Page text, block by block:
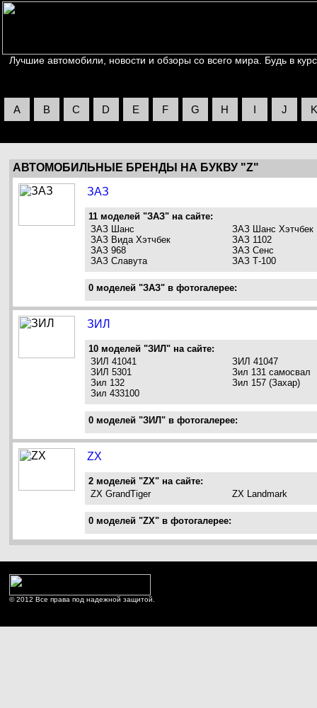
Лучшие автомобили, новости и обзоры со всего мира. Будь в
A B C D E F G H I J K
АВТОМОБИЛЬНЫЕ БРЕНДЫ НА БУКВУ "Z"
ЗАЗ
11 моделей "ЗАЗ" на сайте:
ЗАЗ Шанс
ЗАЗ Шанс Хэтчбек
ЗАЗ Вида Хэтчбек
ЗАЗ 1102
ЗАЗ 968
ЗАЗ Сенс
ЗАЗ Славута
ЗАЗ Т-100
0 моделей "ЗАЗ" в фотогалерее:
ЗИЛ
10 моделей "ЗИЛ" на сайте:
ЗИЛ 41041
ЗИЛ 41047
ЗИЛ 5301
Зил 131 самосвал
Зил 132
Зил 157 (Захар)
Зил 433100
0 моделей "ЗИЛ" в фотогалерее:
ZX
2 моделей "ZX" на сайте:
ZX GrandTiger
ZX Landmark
0 моделей "ZX" в фотогалерее:
© 2012 Все права под надежной защитой.